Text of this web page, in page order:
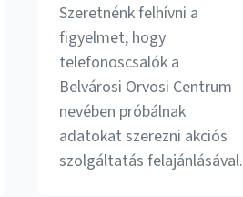
Szeretnénk felhívni a
figyelmet, hogy
telefonoscsalók a
Belvárosi Orvosi Centrum
nevében próbálnak
adatokat szerezni akciós
szolgáltatás felajánlásával.